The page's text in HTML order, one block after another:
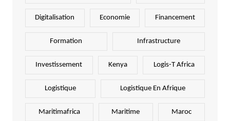
Digitalisation Economie Financement
Formation Infrastructure
Investissement Kenya Logis-T Africa
Logistique Logistique En Afrique
Maritimafrica Maritime Maroc